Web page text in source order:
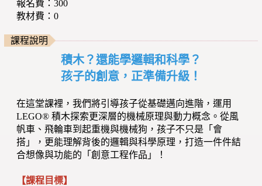
報名費：300
教材費：0
課程說明
積木？還能學邏輯和科學？
孩子的創意，正準備升級！
在這堂課裡，我們將引導孩子從基礎邁向進階，運用
LEGO® 積木探索更深層的機械原理與動力概念。從風
帆車、飛輪車到起重機與機械狗，孩子不只是「會
搭」，更能理解背後的邏輯與科學原理，打造一件件結
合想像與功能的「創意工程作品」！
【課程目標】